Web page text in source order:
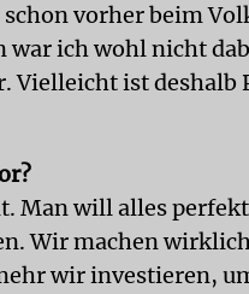
vorher beim
war ich wohl nicht
Vielleicht ist deshalb
Man will alles
Wir machen
wir investieren,